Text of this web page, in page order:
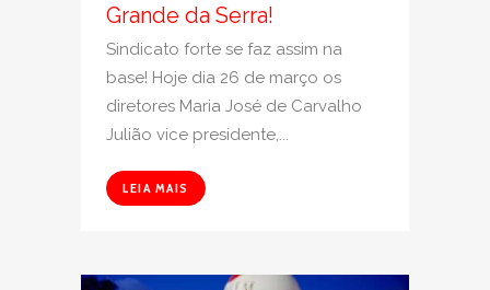
Grande da Serra!
Sindicato forte se faz assim na
base! Hoje dia 26 de março os
diretores Maria José de Carvalho
Julião vice presidente,...
LEIA MAIS